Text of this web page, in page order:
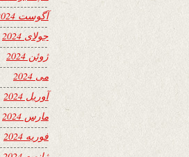
آگوست 2024
جولای 2024
ژوئن 2024
می 2024
آوریل 2024
مارس 2024
فوریه 2024